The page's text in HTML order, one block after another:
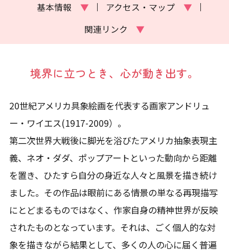
基本情報 ▼ アクセス・マップ
▼
関連リンク
▼
境界に立つとき、心が動き出す。
20世紀アメリカ具象絵画を代表する画家アンドリュ
ー・ワイエス(1917-2009）。
第二次世界大戦後に脚光を浴びたアメリカ抽象表現主
義、ネオ・ダダ、ポップアートといった動向から距離
を置き、ひたすら自分の身近な人々と風景を描き続け
ました。その作品は眼前にある情景の単なる再現描写
にとどまるものではなく、作家自身の精神世界が反映
されたものとなっています。それは、ごく個人的な対
象を描きながら結果として、多くの人の心に届く普遍